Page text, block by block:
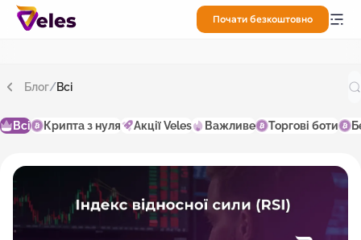
Почати безкоштовно
Блог/Всі
Всі Крипта з нуля Акції Veles Важливе Торгові боти